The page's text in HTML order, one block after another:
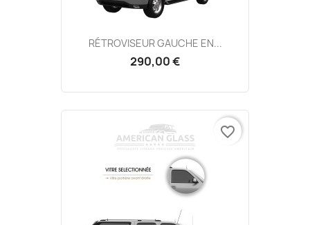
RÉTROVISEUR GAUCHE EN...
290,00 €
favorite_border